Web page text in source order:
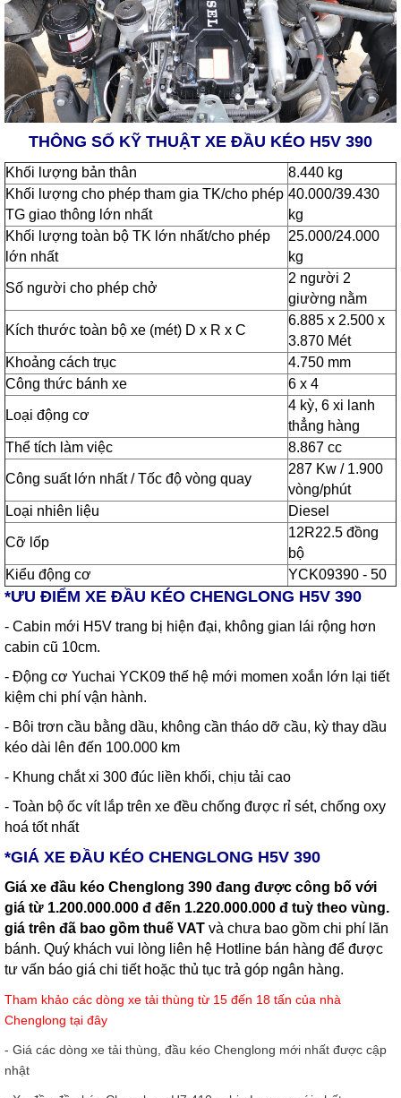
THÔNG SỐ KỸ THUẬT XE ĐẦU KÉO H5V 390
Khối lượng bản thân
8.440 kg
Khối lượng cho phép tham gia TK/cho phép
TG giao thông lớn nhất
40.000/39.430
kg
Khối lượng toàn bộ TK lớn nhất/cho phép
lớn nhất
25.000/24.000
kg
Số người cho phép chở
2 người 2
giường nằm
Kích thước toàn bộ xe (mét) D x R x C
6.885 x 2.500 x
3.870 Mét
Khoảng cách trục
4.750 mm
Công thức bánh xe
6 x 4
Loại động cơ
4 kỳ, 6 xi lanh
thẳng hàng
Thể tích làm việc
8.867 cc
Công suất lớn nhất / Tốc độ vòng quay
287 Kw / 1.900
vòng/phút
Loại nhiên liệu
Diesel
Cỡ lốp
12R22.5 đồng
bộ
Kiểu động cơ
YCK09390 - 50
*ƯU ĐIỂM XE ĐẦU KÉO CHENGLONG H5V 390
- Cabin mới H5V trang bị hiện đại, không gian lái rộng hơn
cabin cũ 10cm.
- Động cơ Yuchai YCK09 thế hệ mới momen xoắn lớn lại tiết
kiệm chi phí vận hành.
- Bôi trơn cầu bằng dầu, không cần tháo dỡ cầu, kỳ thay dầu
kéo dài lên đến 100.000 km
- Khung chắt xi 300 đúc liền khối, chịu tải cao
- Toàn bộ ốc vít lắp trên xe đều chống được rỉ sét, chống oxy
hoá tốt nhất
*GIÁ XE ĐẦU KÉO CHENGLONG H5V 390
Giá xe đầu kéo Chenglong 390 đang được công bố với
giá từ 1.200.000.000 đ đến 1.220.000.000 đ tuỳ theo vùng.
giá trên đã bao gồm thuế VAT và chưa bao gồm chi phí lăn
bánh. Quý khách vui lòng liên hệ Hotline bán hàng để được
tư vấn báo giá chi tiết hoặc thủ tục trả góp ngân hàng.
Tham khảo các dòng xe tải thùng từ 15 đến 18 tấn của nhà
Chenglong tại đây
- Giá các dòng xe tải thùng, đầu kéo Chenglong mới nhất được cập
nhật